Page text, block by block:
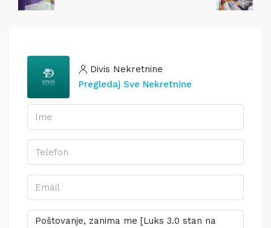
Divis Nekretnine
Pregledaj Sve Nekretnine